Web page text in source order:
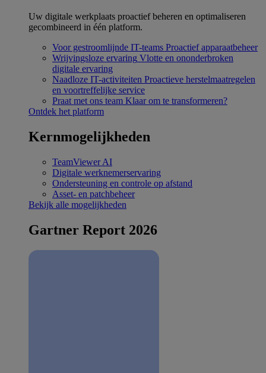
Uw digitale werkplaats proactief beheren en optimaliseren
gecombineerd in één platform.
Voor gestroomlijnde IT-teams Proactief apparaatbeheer
Wrijvingsloze ervaring Vlotte en ononderbroken
digitale ervaring
Naadloze IT-activiteiten Proactieve herstelmaatregelen
en voortreffelijke service
Praat met ons team Klaar om te transformeren?
Ontdek het platform
Kernmogelijkheden
TeamViewer AI
Digitale werknemerservaring
Ondersteuning en controle op afstand
Asset- en patchbeheer
Bekijk alle mogelijkheden
Gartner Report 2026